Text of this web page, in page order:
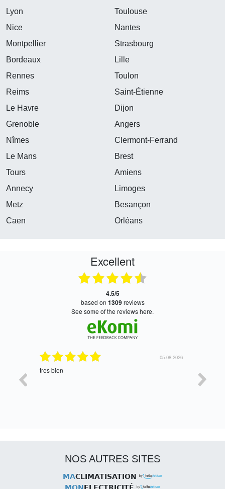
Lyon
Toulouse
Nice
Nantes
Montpellier
Strasbourg
Bordeaux
Lille
Rennes
Toulon
Reims
Saint-Étienne
Le Havre
Dijon
Grenoble
Angers
Nîmes
Clermont-Ferrand
Le Mans
Brest
Tours
Amiens
Annecy
Limoges
Metz
Besançon
Caen
Orléans
Excellent
4.5/5
based on 1309reviews
see some of the reviews here.
05.08.2026
tres bien
NOS AUTRES SITES
MACLIMATISATION